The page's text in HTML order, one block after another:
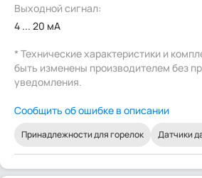
Выходной сигнал:
4 ... 20 мА
* Технические характеристики и
быть изменены производителем без
уведомления.
Сообщить об ошибке в описании
Принадлежности для горелок Датчики